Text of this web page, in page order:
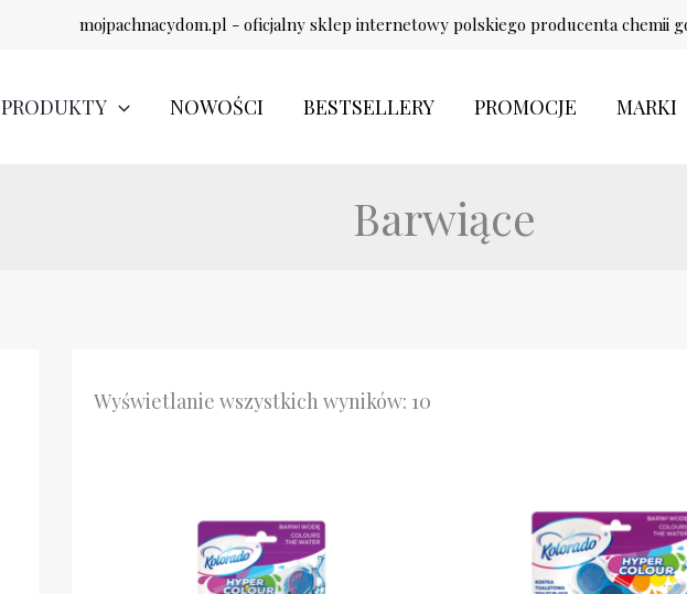
mojpachnacydom.pl - oficjalny sklep internetowy polskiego producenta chemii
PRODUKTY NOWOŚCI BESTSELLERY PROMOCJE MARKI
Barwiące
Wyświetlanie wszystkich wyników: 10